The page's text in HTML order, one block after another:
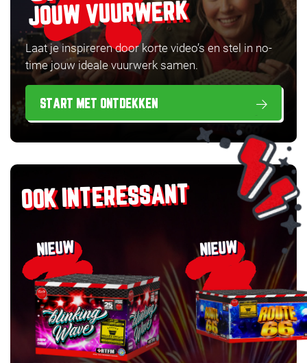
JOUW VUURWERK
Laat je inspireren door korte video’s en stel in no-
time jouw ideale vuurwerk samen.
START MET ONTDEKKEN
OOK INTERESSANT
NIEUW NIEUW